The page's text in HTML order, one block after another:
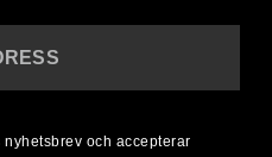
och accepterar